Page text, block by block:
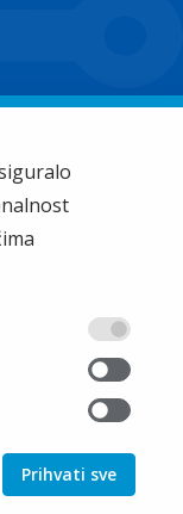
Prihvati sve